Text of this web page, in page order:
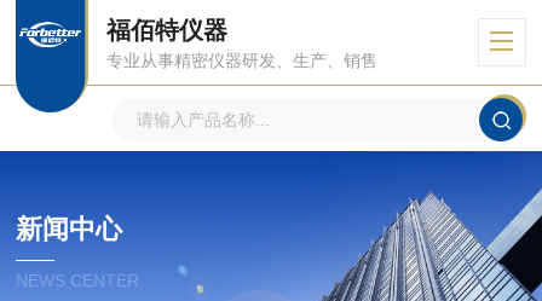
福佰特仪器
专业从事精密仪器研发、生产、销售
新闻中心
NEWS CENTER